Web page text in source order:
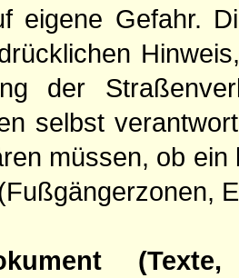
eigene Gefahr.
der
selbst
müssen, ob